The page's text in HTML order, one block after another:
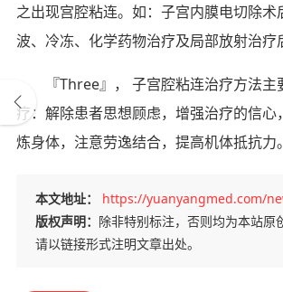
之出现宫腔粘连。如：子宫内膜电切除术
波、冷冻、化学药物治疗及局部放射治疗
『Three』， 子宫腔粘连治疗方法
疗：解除患者思想顾虑，增强治疗的信心
炼身体，注意劳逸结合，提高机体抵抗力。
本文地址：
https://yuanyangmed.com/
版权声明： 除非特别标注，否则均为本站原
请以链接形式注明文章出处。